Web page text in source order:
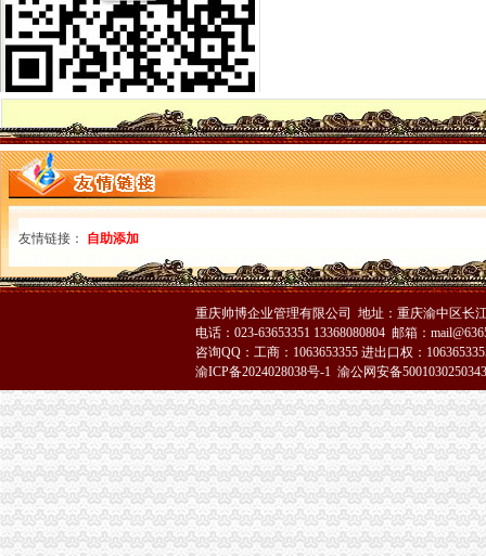
涪陵局“五个抓好”重庆注销分公司贯彻落实市局机关处级以上领导干部大会精
《中国信息年鉴》（2006版）刊发我局代办注销分公司信用信息化建设工作
沙坪坝局重庆分公司注销六管齐下提高行政效能
长寿局采取“三步测评法”代理注销分公司对科所长进行年度综合测评
潼南局重庆注销分公司立足三点化突发事件预防机制
城口局从十个方面抓好元旦春节期间安全管理和市重庆注销税务场监管工作
江津局七项机制造“光工商”分公司营业执照注销
高新园局天殿工商所四措并举化重庆北火车站节前市重庆注销分公司场监管
巫山局坚持“四个到位”重庆注销分公司稳步推进光收费工作
荣昌局化公益广告发布管理树立良好城市重庆注销分公司形象
黔江局重庆注销税务确定今年五大重点工作
我市有11件商标上榜“中国有价值商标500”重庆注销税务
梁平局以“五个结合”贯彻温总理的重庆分公司注销批示
合同处迅速落实元楷局长讲话精，重庆注销税务谋划未来五年工作蓝图
市局召开全市工商系统"执政为民、代理注销分公司服务发展"学习整改活动总结
消保处认真学习元楷局重庆注销税务长讲话 研究规划今后工作
2006年全市代办注销分公司36896名下岗失业人员在民营经济领域实现再就业
2006年无照经营案件呈现五大征
我市代办注销分公司2006年品牌汽车销售渠道构建基本成形
渝中局代办注销分公司加检查确保2007年全国春季糖酒会在渝成功召开
大足局三项措施抓好“光收费”重庆注销税务工作
2006年第四季度12315咨询申（投）诉举报动态
李晞曚副局重庆注销分公司长到垫江局检查指导工作
九龙坡局重庆注销分公司中梁山所四项举措创新执法模式效果好
友情链接： 自助添加
重庆帅博企业管理有限公司 地址：重庆渝中区长
电话：023-63653351 13368080804 邮箱：
咨询QQ：工商：1063653355 进出口权：
渝ICP备2024028038号-1 渝公网安备